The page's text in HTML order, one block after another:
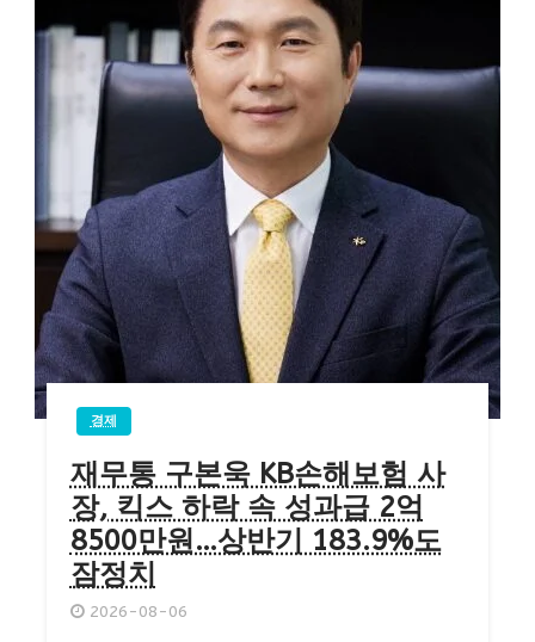
경제
재무통 구본욱 KB손해보험 사
장, 킥스 하락 속 성과급 2억
8500만원…상반기 183.9%도
잠정치
2026-08-06